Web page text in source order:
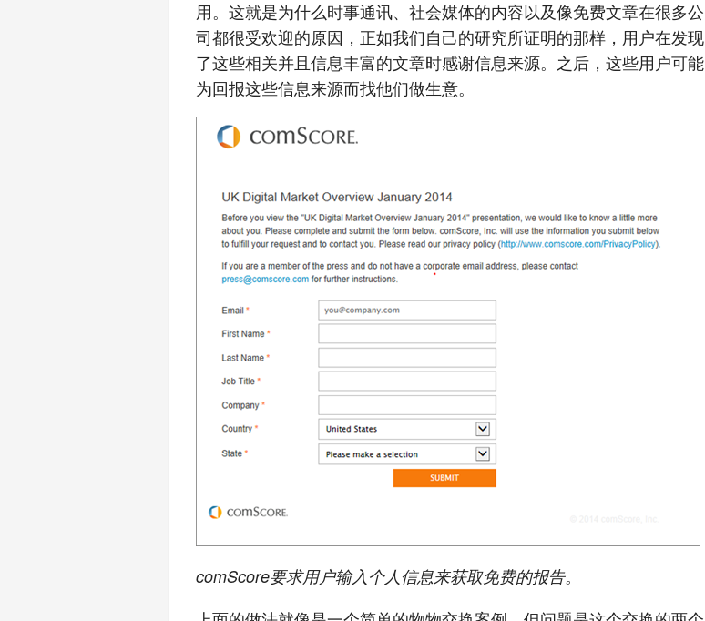
用。这就是为什么时事通讯、社会媒体的内容以及像免费文章在很多公
司都很受欢迎的原因，正如我们自己的研究所证明的那样，用户在发现
了这些相关并且信息丰富的文章时感谢信息来源。之后，这些用户可能
为回报这些信息来源而找他们做生意。
comScore要求用户输入个人信息来获取免费的报告。